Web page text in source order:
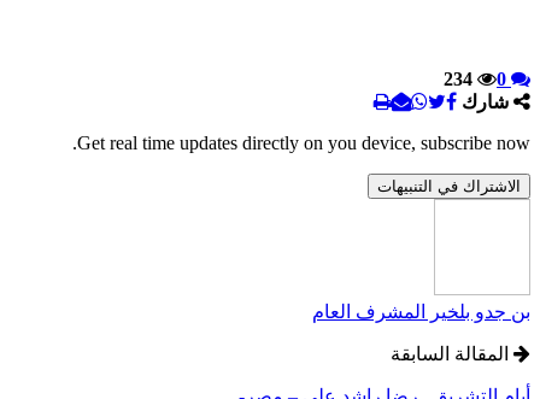
0
234
شارك
Get real time updates directly on you device, subscribe now.
الاشتراك في التنبيهات
بن جدو بلخير المشرف العام
المقالة السابقة